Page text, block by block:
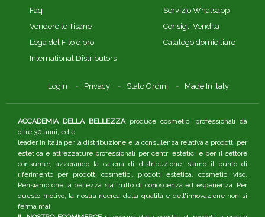
Faq
Vendere le Tisane
Lega del Filo d'oro
International Distributors
Servizio Whatsapp
Consigli Vendita
Catalogo domiciliare
Login Privacy Stato Ordini Made In Italy
ACCADEMIA DELLA BELLEZZAproduce cosmetici professionali da
oltre 30 anni, ed è
leader in Italia per la distribuzione e la consulenza relativa a prodotti per
estetica e attrezzature professionali per centri estetici e per il settore
consumer, azzerando la catena di distribuzione: siamo il punto di
riferimento per prodotti cosmetici, prodotti estetica, cosmetici viso.
Pensiamo che la bellezza sia frutto di conoscenza ed esperienza. Per
questo motivo, la nostra ricerca della qualità e dell'innovazione non si
ferma mai.